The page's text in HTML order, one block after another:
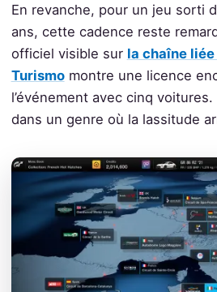
En revanche, pour un jeu sorti
ans, cette cadence reste
officiel visible sur la chaîne liée
Turismomontre une licence
l’événement avec cinq voitures.
dans un genre où la lassitude